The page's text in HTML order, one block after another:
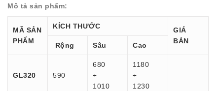
Mô tả sản phẩm:
MÃ SẢN
PHẨM
KÍCH THƯỚC
GIÁ
BÁN
Rộng Sâu Cao
GL320 590
680
÷
1010
1180
÷
1230